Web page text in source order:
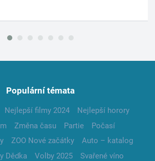
Populární témata
Nejlepší filmy 2024
Nejlepší horory
Změna času Partie
Počasí
ZOO Nové začátky
Auto – katalog
Dědka
Volby 2025
Svařené víno